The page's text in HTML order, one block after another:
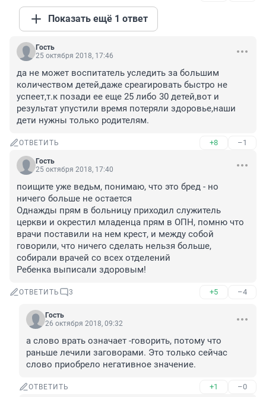
Показать ещё 1 ответ
Гость
25 октября 2018, 17:46
да не может воспитатель уследить за большим
количеством детей,даже среагировать быстро не
успеет,т.к позади ее еще 25 либо 30 детей,вот и
результат упустили время потеряли здоровье,наши
дети нужны только родителям.
ОТВЕТИТЬ +8 –1
Гость
25 октября 2018, 17:40
поищите уже ведьм, понимаю, что это бред - но
ничего больше не остается
Однажды прям в больницу приходил служитель
церкви и окрестил младенца прям в ОПН, помню что
врачи поставили на нем крест, и между собой
говорили, что ничего сделать нельзя больше,
собирали врачей со всех отделений
Ребенка выписали здоровым!
ОТВЕТИТЬ 3 +5 –4
Гость
26 октября 2018, 09:32
а слово врать означает -говорить, потому что
раньше лечили заговорами. Это только сейчас
слово приобрело негативное значение.
ОТВЕТИТЬ +1 –0